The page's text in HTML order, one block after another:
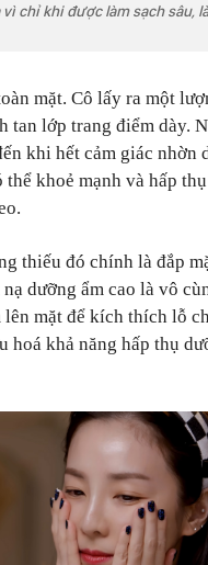
chỉ khi được làm sạch sâu,
mặt. Cô lấy ra một
tan lớp trang điểm dày.
khi hết cảm giác nhờn
khoẻ mạnh và hấp
thiếu đó chính là đắp
dưỡng ẩm cao là vô
mặt để kích thích lỗ
hoá khả năng hấp thụ